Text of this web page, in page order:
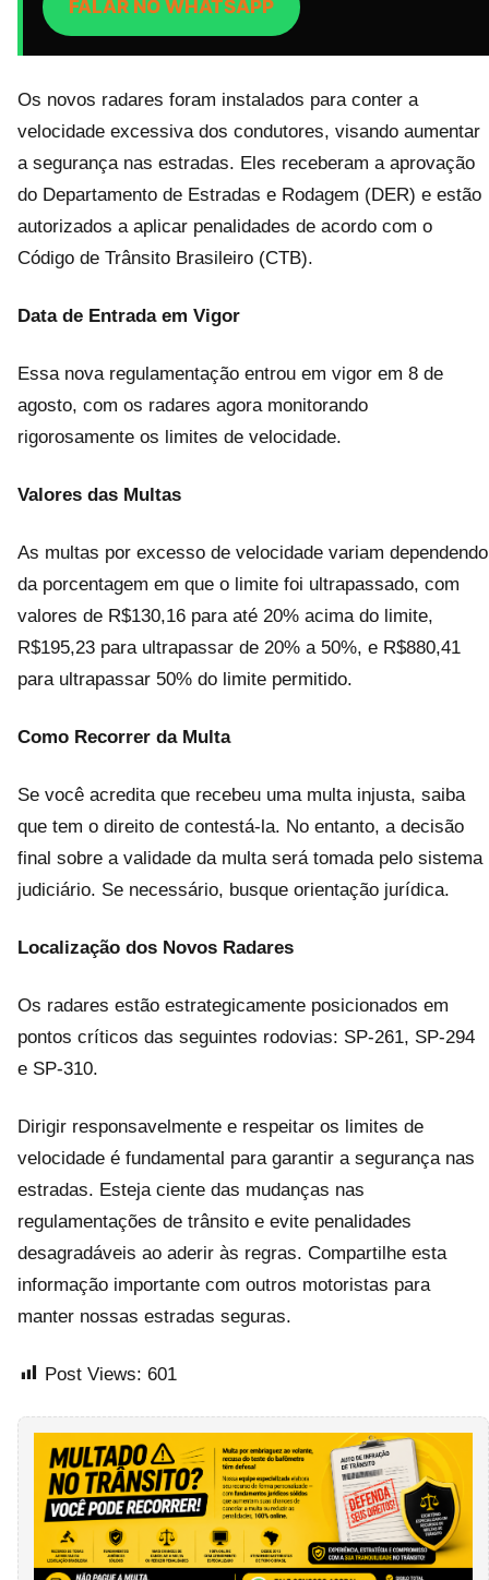
FALAR NO WHATSAPP
Os novos radares foram instalados para conter a
velocidade excessiva dos condutores, visando aumentar
a segurança nas estradas. Eles receberam a aprovação
do Departamento de Estradas e Rodagem (DER) e estão
autorizados a aplicar penalidades de acordo com o
Código de Trânsito Brasileiro (CTB).
Data de Entrada em Vigor
Essa nova regulamentação entrou em vigor em 8 de
agosto, com os radares agora monitorando
rigorosamente os limites de velocidade.
Valores das Multas
As multas por excesso de velocidade variam dependendo
da porcentagem em que o limite foi ultrapassado, com
valores de R$130,16 para até 20% acima do limite,
R$195,23 para ultrapassar de 20% a 50%, e R$880,41
para ultrapassar 50% do limite permitido.
Como Recorrer da Multa
Se você acredita que recebeu uma multa injusta, saiba
que tem o direito de contestá-la. No entanto, a decisão
final sobre a validade da multa será tomada pelo sistema
judiciário. Se necessário, busque orientação jurídica.
Localização dos Novos Radares
Os radares estão estrategicamente posicionados em
pontos críticos das seguintes rodovias: SP-261, SP-294
e SP-310.
Dirigir responsavelmente e respeitar os limites de
velocidade é fundamental para garantir a segurança nas
estradas. Esteja ciente das mudanças nas
regulamentações de trânsito e evite penalidades
desagradáveis ao aderir às regras. Compartilhe esta
informação importante com outros motoristas para
manter nossas estradas seguras.
Post Views: 601